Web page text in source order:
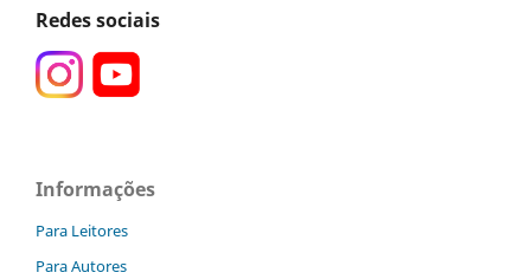
Redes sociais
Informações
Para Leitores
Para Autores